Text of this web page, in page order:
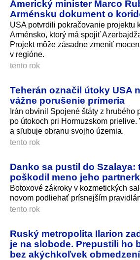
Americký minister Marco
Arménsku dokument o
USA potvrdili pokračovanie projektu
Arménsko, ktorý má spojiť
Projekt môže zásadne zmeniť
v regióne.
tento rok
Teherán označil útoky USA
vážne porušenie prímeria
Irán obvinil Spojené štáty z hrubého
po útokoch pri Hormuzskom prielive.
a sľubuje obranu svojho územia.
tento rok
Danko sa pustil do Szalaya:
poškodil meno jeho
Botoxové zákroky v kozmetických
novom podliehať prísnejším
tento rok
Ruský metropolita Ilarion
je na slobode. Prepustili ho
bez akýchkoľvek obmedzení